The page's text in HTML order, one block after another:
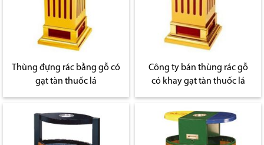
Thùng đựng rác bằng gỗ có
gạt tàn thuốc lá
Công ty bán thùng rác gỗ
có khay gạt tàn thuốc lá